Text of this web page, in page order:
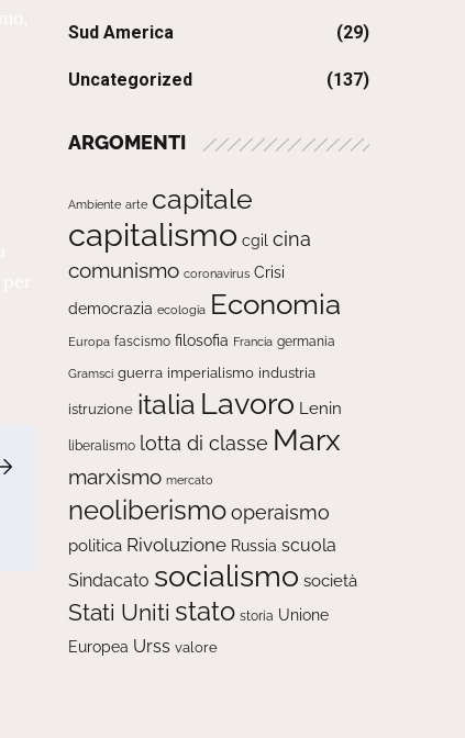
Sud America (29)
Uncategorized (137)
ARGOMENTI
Ambiente arte capitale
capitalismo cgil cina
comunismo coronavirus Crisi
democrazia ecologia Economia
Europa fascismo filosofia Francia germania
Gramsci guerra imperialismo industria
istruzione italia Lavoro Lenin
liberalismo lotta di classe Marx
marxismo mercato
neoliberismooperaismo
politica Rivoluzione Russia scuola
Sindacato socialismo società
Stati Uniti stato storia Unione
Europea Urss valore